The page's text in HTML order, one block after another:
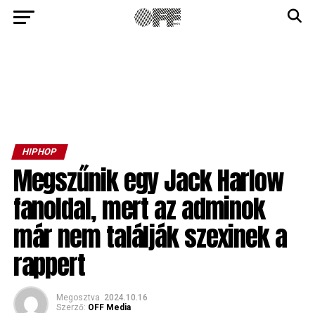
HIPHOP
Megszűnik egy Jack Harlow
fanoldal, mert az adminok
már nem találják szexinek a
rappert
Megosztva 2024.10.16
Szerző: OFF Media